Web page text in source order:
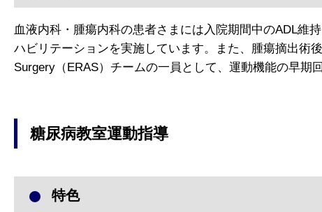
血液内科・腫瘍内科の患者さまには入院期間中のADL維
ハビリテーションを実施しています。また、腫瘍摘出術
Surgery（ERAS）チームの一員として、運動機能の早期
糖尿病教室運動指導
特色